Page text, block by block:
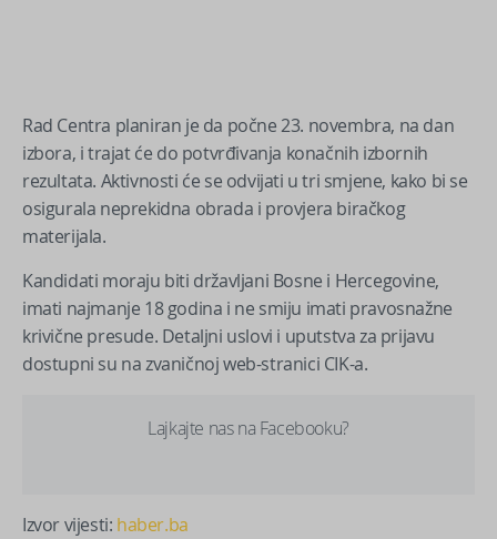
Rad Centra planiran je da počne 23. novembra, na dan
izbora, i trajat će do potvrđivanja konačnih izbornih
rezultata. Aktivnosti će se odvijati u tri smjene, kako bi se
osigurala neprekidna obrada i provjera biračkog
materijala.
Kandidati moraju biti državljani Bosne i Hercegovine,
imati najmanje 18 godina i ne smiju imati pravosnažne
krivične presude. Detaljni uslovi i uputstva za prijavu
dostupni su na zvaničnoj web-stranici CIK-a.
Lajkajte nas na Facebooku?
Izvor vijesti: haber.ba